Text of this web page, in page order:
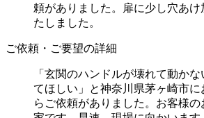
頼がありました。扉に少し穴あ
たしました。
ご依頼・ご要望の詳細
「玄関のハンドルが壊れて動か
てほしい」と神奈川県茅ヶ崎市
らご依頼がありました。お客様